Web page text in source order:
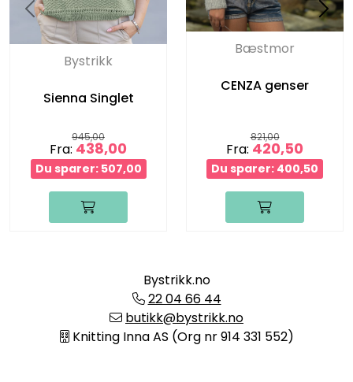
Bystrikk
Sienna Singlet
945,00
Fra: 438,00
Du sparer: 507,00
Bæstmor
CENZA genser
821,00
Fra: 420,50
Du sparer: 400,50
Bystrikk.no
22 04 66 44
butikk@bystrikk.no
Knitting Inna AS (Org nr 914 331 552)